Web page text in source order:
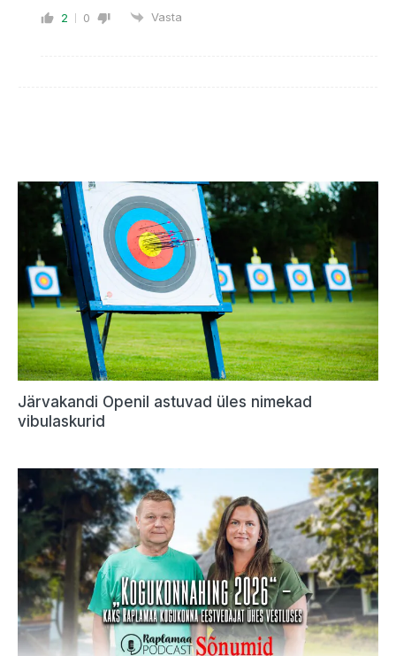
2 0 Vasta
Järvakandi Openil astuvad üles nimekad
vibulaskurid